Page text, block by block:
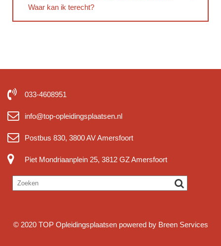
Waar kan ik terecht?
033-4608951
info@top-opleidingsplaatsen.nl
Postbus 830, 3800 AV Amersfoort
Piet Mondriaanplein 25, 3812 GZ Amersfoort
© 2020 TOP Opleidingsplaatsen powered by Breen Services